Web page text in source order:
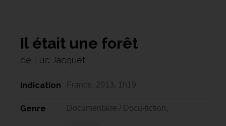
Il était une forêt
de Luc Jacquet
Indication France, 2013, 1h19
Genre Documentaire / Docu-fiction,